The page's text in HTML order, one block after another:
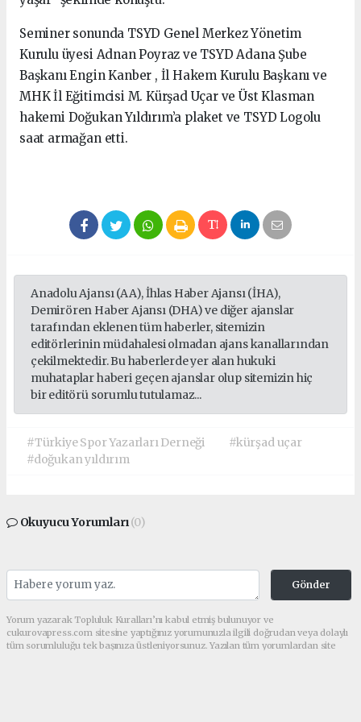
Seminer sonunda TSYD Genel Merkez Yönetim
Kurulu üyesi Adnan Poyraz ve TSYD Adana Şube
Başkanı Engin Kanber , İl Hakem Kurulu Başkanı ve
MHK İl Eğitimcisi M. Kürşad Uçar ve Üst Klasman
hakemi Doğukan Yıldırım’a plaket ve TSYD Logolu
saat armağan etti.
Anadolu Ajansı (AA), İhlas Haber Ajansı (İHA),
Demirören Haber Ajansı (DHA) ve diğer ajanslar
tarafından eklenen tüm haberler, sitemizin
editörlerinin müdahalesi olmadan ajans kanallarından
çekilmektedir. Bu haberlerde yer alan hukuki
muhataplar haberi geçen ajanslar olup sitemizin hiç
bir editörü sorumlu tutulamaz...
#Türkiye Spor Yazarları Derneği
#kürşad uçar
#doğukan yıldırım
Okuyucu Yorumları(0)
Gönder
Yorum yazarak Topluluk Kuralları’nı kabul etmiş bulunuyor ve
cukurovapress.com sitesine yaptığınız yorumunuzla ilgili doğrudan veya dolaylı
tüm sorumluluğu tek başınıza üstleniyorsunuz. Yazılan tüm yorumlardan site